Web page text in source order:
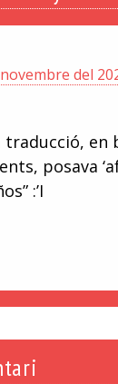
del
traducció, en
posava
:’I